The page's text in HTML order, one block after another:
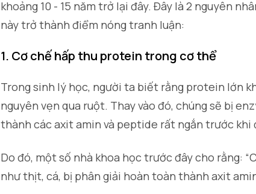
khoảng 10 - 15 năm trở lại đây. Đây là 2 nguyên
này trở thành điểm nóng tranh luận:
1. Cơ chế hấp thu protein trong cơ thể
Trong sinh lý học, người ta biết rằng protein lớn
nguyên vẹn qua ruột. Thay vào đó, chúng sẽ bị
thành các axit amin và peptide rất ngắn trước khi
Do đó, một số nhà khoa học trước đây cho rằng:
như thịt, cá, bị phân giải hoàn toàn thành axit